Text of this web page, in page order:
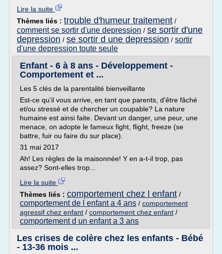
Lire la suite
Thèmes liés : trouble d'humeur traitement /
comment se sortir d'une depression / se sortir d'une
depression / se sortir d une depression / sortir
d'une depression toute seule
Enfant - 6 à 8 ans - Développement -
Comportement et ...
Les 5 clés de la parentalité bienveillante
Est-ce qu'il vous arrive, en tant que parents, d'être fâché
et/ou stressé et de chercher un coupable? La nature
humaine est ainsi faite. Devant un danger, une peur, une
menace, on adopte le fameux fight, flight, freeze (se
battre, fuir ou faire du sur place).
31 mai 2017
Ah! Les règles de la maisonnée! Y en a-t-il trop, pas
assez? Sont-elles trop...
Lire la suite
Thèmes liés : comportement chez l enfant /
comportement de l enfant a 4 ans / comportement
agressif chez enfant / comportement chez enfant /
comportement d un enfant a 3 ans
Les crises de colère chez les enfants - Bébé
- 13-36 mois ...